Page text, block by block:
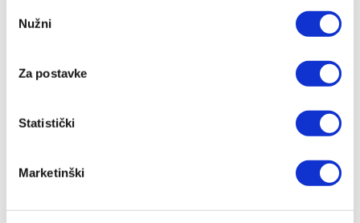
Selection
Nužni
Za postavke
Statistički
Marketinški
Banjaluci